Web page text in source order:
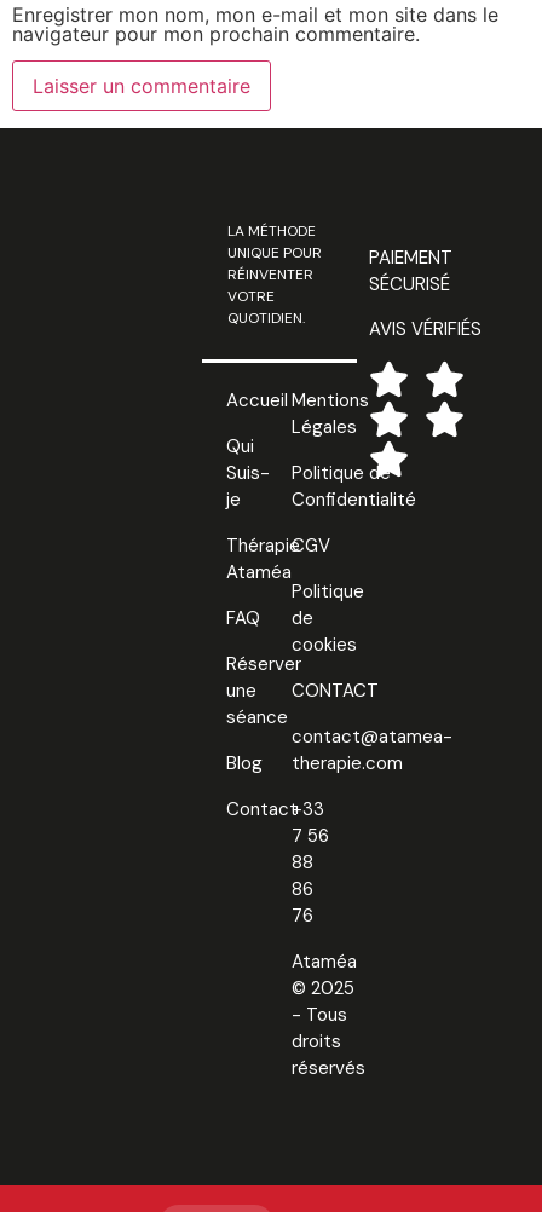
Enregistrer mon nom, mon e-mail et mon site dans le
navigateur pour mon prochain commentaire.
LA MÉTHODE
UNIQUE POUR
RÉINVENTER
VOTRE
QUOTIDIEN.
Accueil
Qui
Suis-
je
Thérapie
Ataméa
FAQ
Réserver
une
séance
Blog
Contact
Mentions
Légales
Politique de
Confidentialité
CGV
Politique
de
cookies
CONTACT
contact@atamea-
therapie.com
+33
7 56
88
86
76
Ataméa
© 2025
- Tous
droits
réservés
PAIEMENT
SÉCURISÉ
AVIS VÉRIFIÉS